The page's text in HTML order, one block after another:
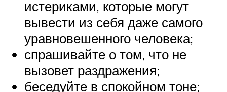
истериками, которые могут
вывести из себя даже самого
уравновешенного человека;
спрашивайте о том, что не
вызовет раздражения;
беседуйте в спокойном тоне;